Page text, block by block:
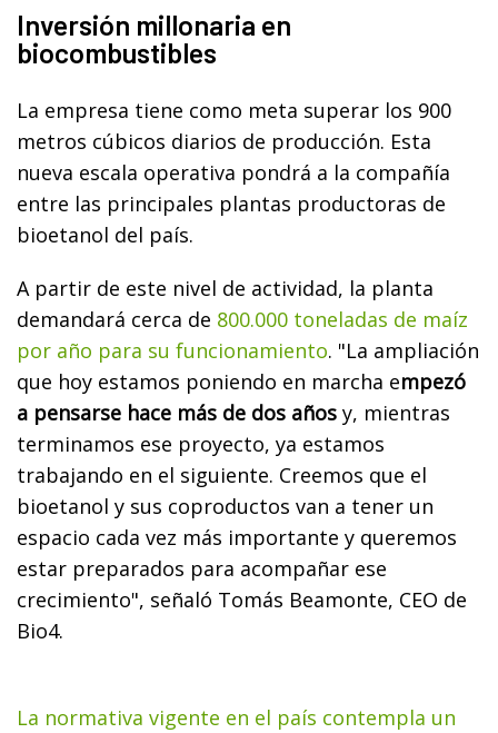
Inversión millonaria en
biocombustibles
La empresa tiene como meta superar los 900
metros cúbicos diarios de producción. Esta
nueva escala operativa pondrá a la compañía
entre las principales plantas productoras de
bioetanol del país.
A partir de este nivel de actividad, la planta
demandará cerca de 800.000 toneladas de maíz
por año para su funcionamiento. "La ampliación
que hoy estamos poniendo en marcha empezó
a pensarse hace más de dos años y, mientras
terminamos ese proyecto, ya estamos
trabajando en el siguiente. Creemos que el
bioetanol y sus coproductos van a tener un
espacio cada vez más importante y queremos
estar preparados para acompañar ese
crecimiento", señaló Tomás Beamonte, CEO de
Bio4.
La normativa vigente en el país contempla un